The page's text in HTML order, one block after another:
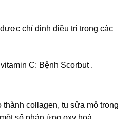
chỉ định điều trị trong các
C: Bệnh Scorbut .
collagen, tu sửa mô trong